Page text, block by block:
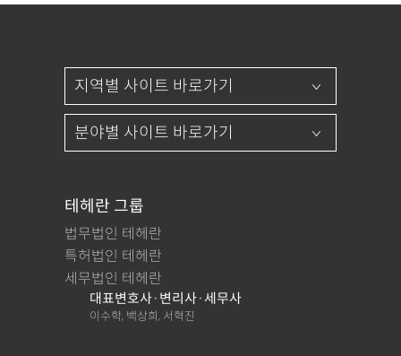
테헤란 그룹
법무법인 테헤란
특허법인 테헤란
세무법인 테헤란
대표변호사·변리사·세무사
이수학, 백상희, 서혁진